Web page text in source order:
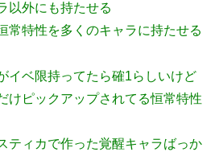
以外にも持たせる
常特性を多くのキャラに持たせる
イベ限持ってたら確1らしいけど
けピックアップされてる恒常特性
ティカで作った覚醒キャラばっか